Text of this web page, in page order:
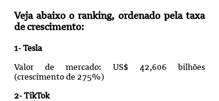
Veja abaixo o ranking, ordenado pela taxa
de crescimento:
1- Tesla
Valor de mercado: US$ 42,606 bilhões
(crescimento de 275%)
2- TikTok